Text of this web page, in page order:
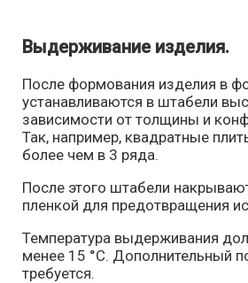
Выдерживание изделия.
После формования изделия в
устанавливаются в штабели
зависимости от толщины и
Так, например, квадратные
более чем в 3 ряда.
После этого штабели
пленкой для предотвращения
Температура выдерживания
менее 15 °С. Дополнительный
требуется.